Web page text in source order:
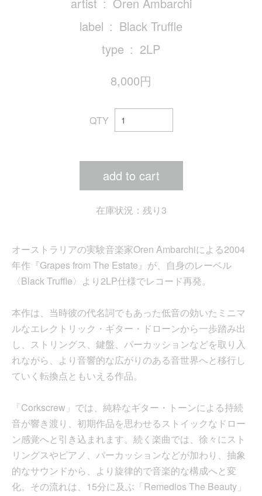
label
Black Truffle
type
2LP
8,000円
QTY
add to cart
在庫状況：残り3
オーストラリアの実験音楽家Oren Ambarchiによる2004
年作『Grapes from The Estate』が、自身のレーベル
〈Black Truffle〉より2LP仕様でレコード再発。
本作は、当時彼の代名詞でもあった低音の効いたミニマ
ルなエレクトリック・ギター・ドローンから一歩踏み出
し、ストリングス、鍵盤、パーカッションなどを取り入
れながら、より音響的な広がりのある音世界へと移行し
ていく転換点ともいえる作品。
「Corkscrew」では、純粋なギター・トーンによる持続
音が響き渡り、初期作品を思わせるストイックなドロー
ン感覚へと引き込まれます。続く楽曲では、徐々にスト
リングスやピアノ、パーカッションなどが加わり、抽象
的なサウンドから、より旋律的で音楽的な構成へと変
化。その流れは、15分に及ぶ「Remedios The Beauty」